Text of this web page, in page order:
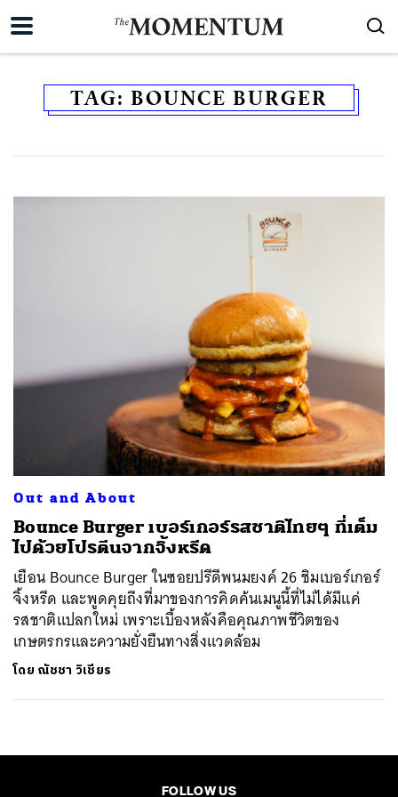
TAG: BOUNCE BURGER
Out and About
Bounce Burger เบอร์เกอร์รสชาติไทยๆ ที่เต็ม
ไปด้วยโปรตีนจากจิ้งหรีด
เยือน Bounce Burger ในซอยปรีดีพนมยงค์ 26 ชิมเบอร์เกอร์
จิ้งหรีด และพูดคุยถึงที่มาของการคิดค้นเมนูนี้ที่ไม่ได้มีแค่
รสชาติแปลกใหม่ เพราะเบื้องหลังคือคุณภาพชีวิตของ
เกษตรกรและความยั่งยืนทางสิ่งแวดล้อม
โดย ณัชชา วิเชียร
FOLLOW US
SHARE TWEET LINE EMAIL